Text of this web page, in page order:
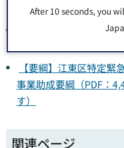
After 10 seconds, you
（PDF：326KB）（別
【要綱】江東区民間建
【要綱】江東区特定
事業助成要綱（PDF：
す）
関連ページ